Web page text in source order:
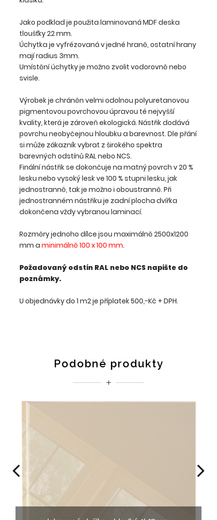
Jako podklad je použita laminovaná MDF deska
tloušťky 22 mm.
Úchytka je vyfrézovaná v jedné hraně, ostatní hrany
mají radius 3mm.
Umístění úchytky je možno zvolit vodorovně nebo
svisle.
Výrobek je chráněn velmi odolnou polyuretanovou
pigmentovou povrchovou úpravou té nejvyšší
kvality, která je zároveň ekologická. Nástřik dodává
povrchu neobyčejnou hloubku a barevnost. Dle přání
si může zákazník vybrat z širokého spektra
barevných odstínů RAL nebo NCS.
Finální nástřik se dokončuje na matný povrch v 20 %
lesku nebo vysoký lesk ve 100 % stupni lesku, jak
jednostranně, tak je možno i oboustranně. Při
jednostranném nástřiku je zadní plocha dvířka
dokončena vždy vybranou laminací.
Rozměry jednoho dílce jsou maximálně 2500x1200
mm a minimálně 100 x 100 mm.
Požadovaný odstín RAL nebo NCS napište do
poznámky.
U objednávky do 1 m2 je příplatek 500,-Kč + DPH.
Podobné produkty